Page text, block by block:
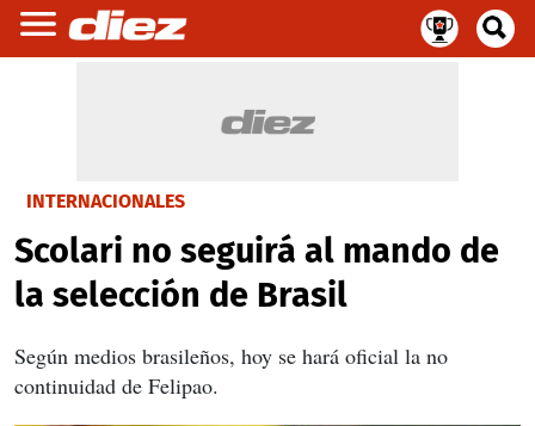
INTERNACIONALES
Scolari no seguirá al mando de
la selección de Brasil
Según medios brasileños, hoy se hará oficial la no
continuidad de Felipao.